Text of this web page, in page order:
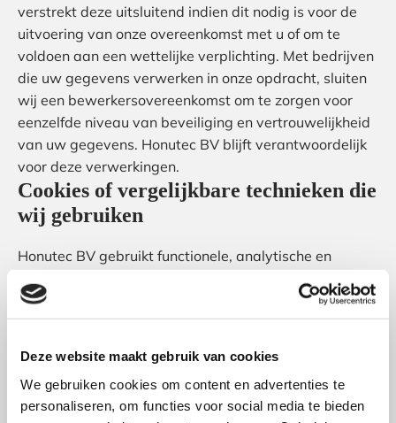
Deze website maakt gebruik van cookies
We gebruiken cookies om content en advertenties te
personaliseren, om functies voor social media te bieden
verstrekt deze uitsluitend indien dit nodig is voor de
uitvoering van onze overeenkomst met u of om te
voldoen aan een wettelijke verplichting. Met bedrijven
die uw gegevens verwerken in onze opdracht, sluiten
wij een bewerkersovereenkomst om te zorgen voor
eenzelfde niveau van beveiliging en vertrouwelijkheid
van uw gegevens. Honutec BV blijft verantwoordelijk
voor deze verwerkingen.
Cookies of vergelijkbare technieken die
wij gebruiken
Honutec BV gebruikt functionele, analytische en
tracking cookies. Een cookie is een klein tekstbestand
dat bij het eerste bezoek aan deze website wordt
opgeslagen in de browser van uw computer, tablet of
puur technische functionaliteit. Deze zorgen ervoor dat
de website naar behoren werkt en dat bijvoorbeeld
uw voorkeursinstellingen onthouden worden. Deze